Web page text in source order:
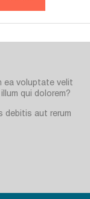
ea voluptate velit
qui dolorem?
debitis aut rerum